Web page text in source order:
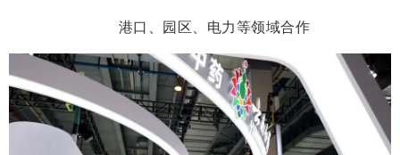
港口、园区、电力等领域合作